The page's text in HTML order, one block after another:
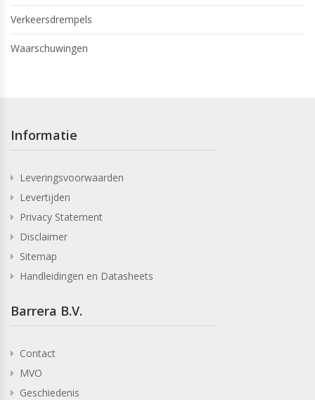
Verkeersdrempels
Waarschuwingen
Informatie
Leveringsvoorwaarden
Levertijden
Privacy Statement
Disclaimer
Sitemap
Handleidingen en Datasheets
Barrera B.V.
Contact
MVO
Geschiedenis